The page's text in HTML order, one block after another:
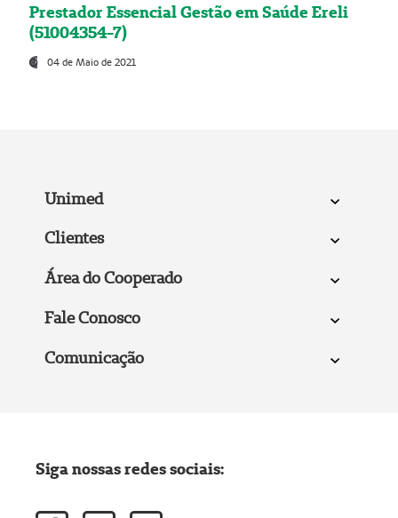
Prestador Essencial Gestão em Saúde Ereli
(51004354-7)
04 de Maio de 2021
Unimed
Clientes
Área do Cooperado
Fale Conosco
Comunicação
Siga nossas redes sociais: